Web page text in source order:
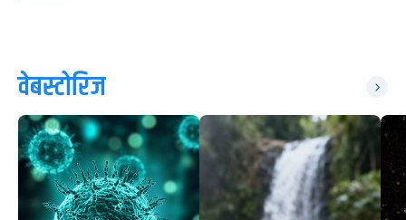
वेबस्टोरिज